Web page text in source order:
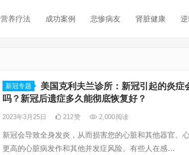
营养疗法 成功案例 悲惨病友 肾脏健康
新冠专题
美国克利夫兰诊所：新冠引起的炎症
吗？新冠后遗症多久能彻底恢复好？
2023年3月25日 212赞 2,000阅读
新冠会导致全身发炎，从而损害您的心脏和其他器官。
更高的心脏病发作和其他并发症风险。有些人在感…